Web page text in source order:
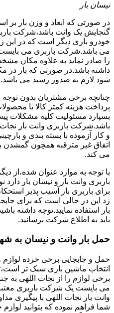
نیسان بار
در صورتی که ابعاد و وزن بار بر
گنجایش یک وانت باشد،شرکت
خودرو باری دیگر است که در این
می باشد.شرکت باربری می بایست
را صادر نماید به علاوه مکان
داشته باشد.در صورتی که بار در
شود لازم به صدور رسید می باشد.
چنانچه برخی مشتریان بدون
پرداخت هزینه کمتر کالا یا
بسپارد مسئولیت کلیه مشکلات
باشد.شرکت باربری وانت بار
و کار آزموده با بسته بندی و
اتفاق غیر مترقبه همچون گمشدن
می کند.
با توجه به موارد عنوان شده،از
باربری وانت بار و نیسان بار دارد
برای باربری بار آسیب پذیر
زد این در حالی است که برای
بار استفاده نمایید.توجه داشته
باید به اطلاع شرکت برسانید.
حمل بار وانت و نیسان به
حمل و جابجایی برخی خرده
انتخاب ماشین باری سبک تر
برخی لوازم را از نجات اللهی به
می بایست یک شرکت باربری
وانت بار نجات اللهی با پیگیری
شما فراهم نموده که بتوانید